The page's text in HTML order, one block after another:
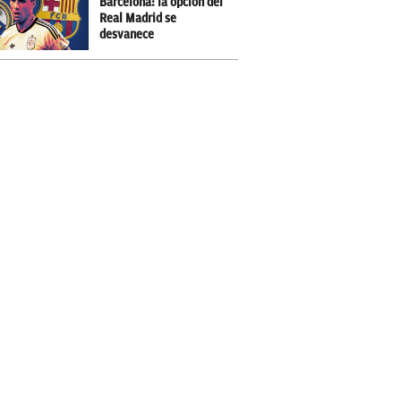
Real Madrid se
desvanece